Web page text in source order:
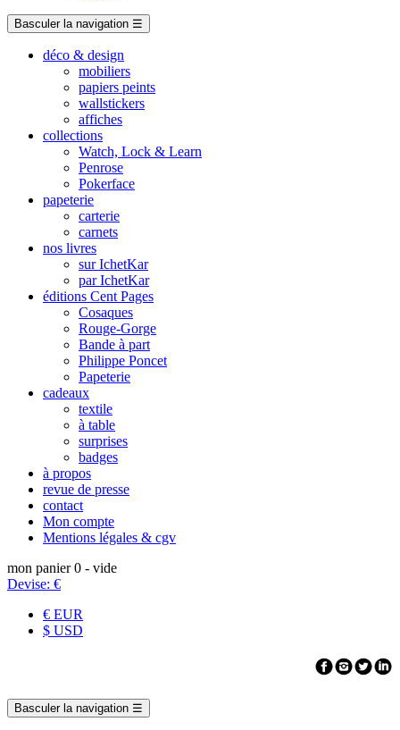
Basculer la navigation ☰
déco & design
mobiliers
papiers peints
wallstickers
affiches
collections
Watch, Lock & Learn
Penrose
Pokerface
papeterie
carterie
carnets
nos livres
sur IchetKar
par IchetKar
éditions Cent Pages
Cosaques
Rouge-Gorge
Bande à part
Philippe Poncet
Papeterie
cadeaux
textile
à table
surprises
badges
à propos
revue de presse
contact
Mon compte
Mentions légales & cgv
mon panier 0 - vide
Devise: €
€ EUR
$ USD
Basculer la navigation ☰